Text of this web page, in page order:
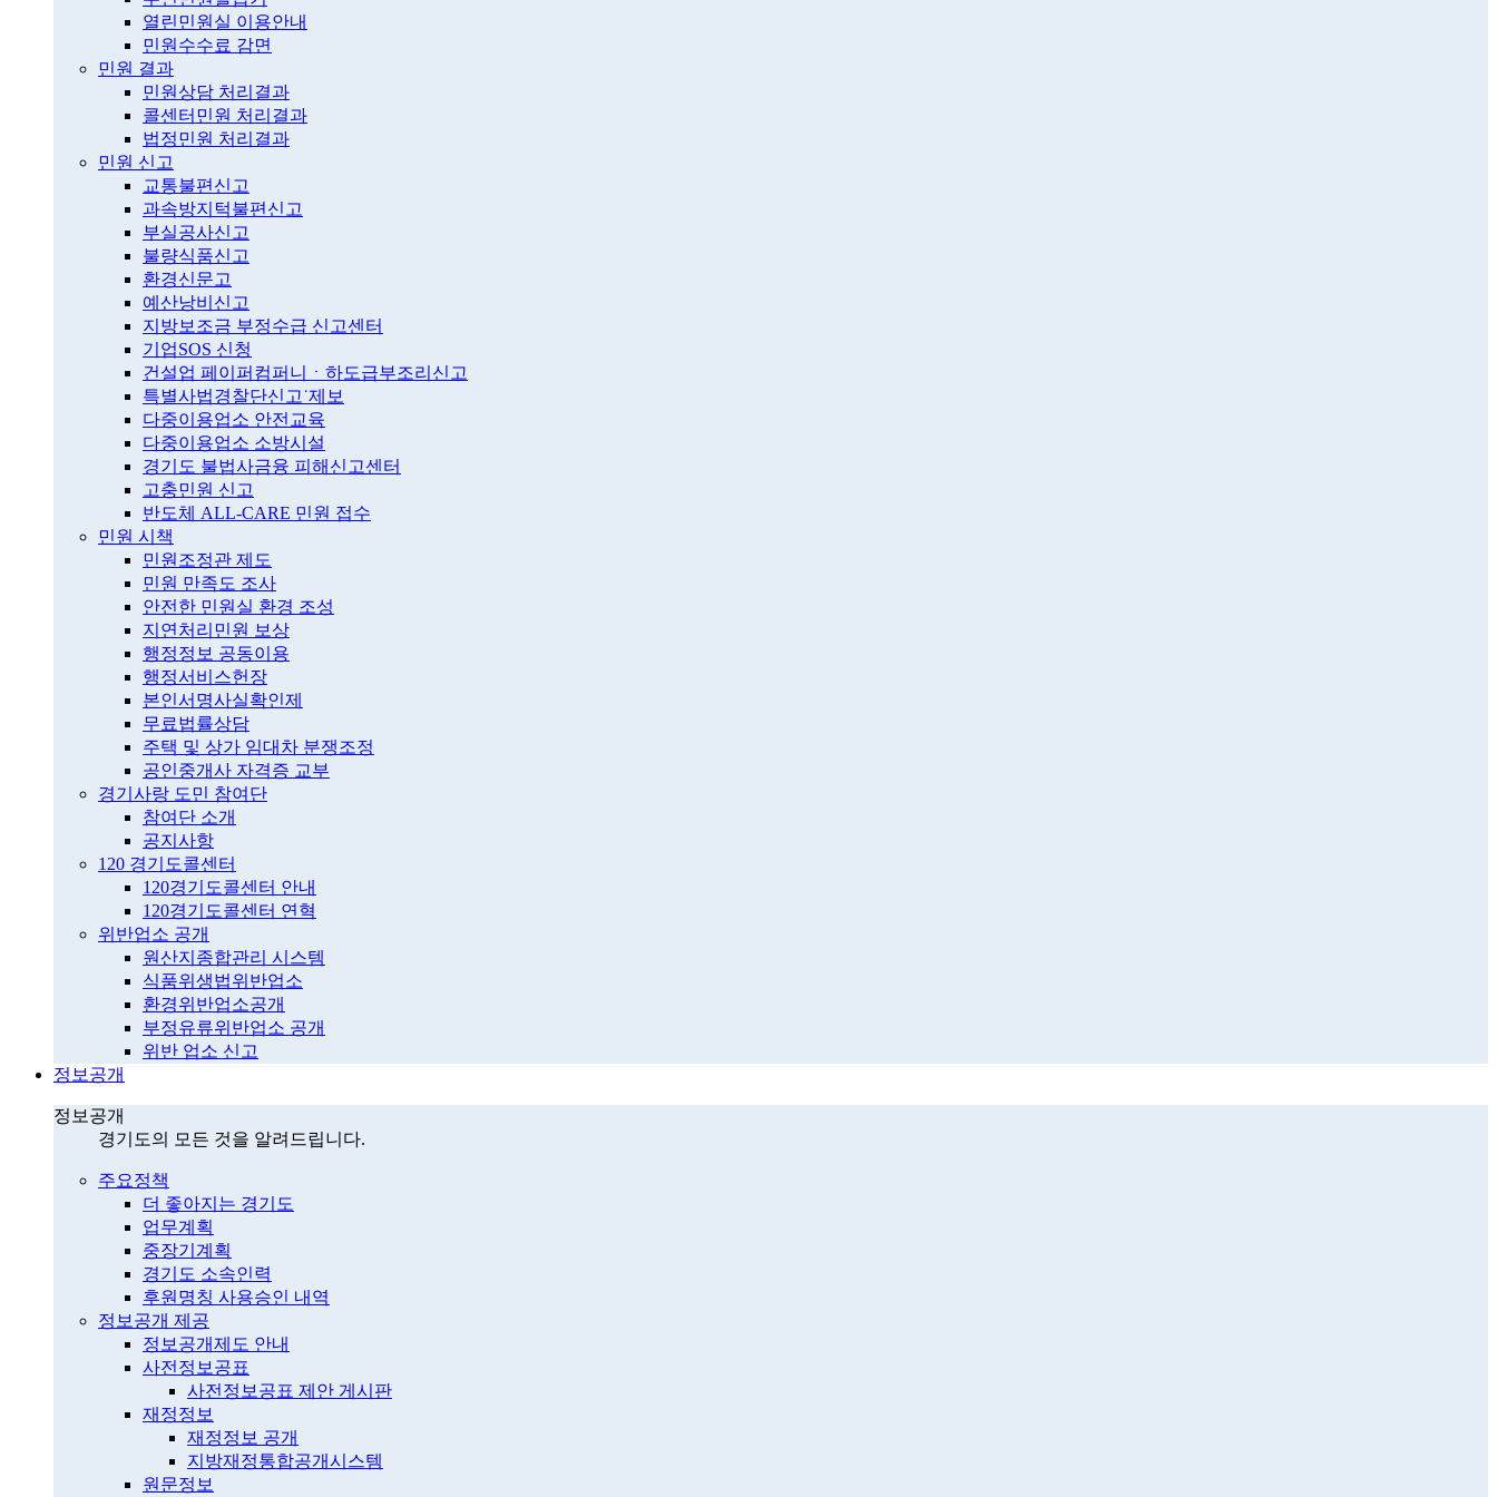
열린민원실 이용안내
민원수수료 감면
민원 결과
민원상담 처리결과
콜센터민원 처리결과
법정민원 처리결과
민원 신고
교통불편신고
과속방지턱불편신고
부실공사신고
불량식품신고
환경신문고
예산낭비신고
지방보조금 부정수급 신고센터
기업SOS 신청
건설업 페이퍼컴퍼니ㆍ하도급부조리신고
특별사법경찰단신고˙제보
다중이용업소 안전교육
다중이용업소 소방시설
경기도 불법사금융 피해신고센터
고충민원 신고
반도체 ALL-CARE 민원 접수
민원 시책
민원조정관 제도
민원 만족도 조사
안전한 민원실 환경 조성
지연처리민원 보상
행정정보 공동이용
행정서비스헌장
본인서명사실확인제
무료법률상담
주택 및 상가 임대차 분쟁조정
공인중개사 자격증 교부
경기사랑 도민 참여단
참여단 소개
공지사항
120 경기도콜센터
120경기도콜센터 안내
120경기도콜센터 연혁
위반업소 공개
원산지종합관리 시스템
식품위생법위반업소
환경위반업소공개
부정유류위반업소 공개
위반 업소 신고
정보공개
정보공개
경기도의 모든 것을 알려드립니다.
주요정책
더 좋아지는 경기도
업무계획
중장기계획
경기도 소속인력
후원명칭 사용승인 내역
정보공개 제공
정보공개제도 안내
사전정보공표
사전정보공표 제안 게시판
재정정보
재정정보 공개
지방재정통합공개시스템
원문정보